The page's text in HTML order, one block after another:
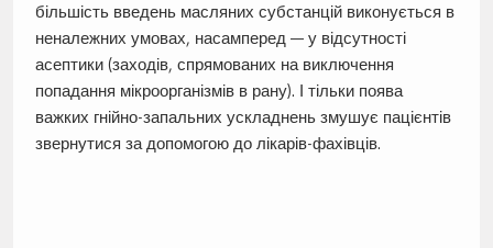
більшість введень масляних субстанцій виконується в
неналежних умовах, насамперед — у відсутності
асептики (заходів, спрямованих на виключення
попадання мікроорганізмів в рану). І тільки поява
важких гнійно-запальних ускладнень змушує пацієнтів
звернутися за допомогою до лікарів-фахівців.